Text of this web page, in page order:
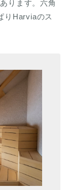
ります。六角
りHarviaのス